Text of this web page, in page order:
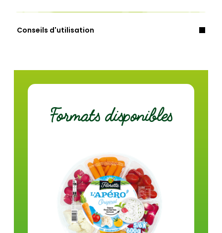
dont sucres (g)
Conseils d'utilisation
Formats disponibles